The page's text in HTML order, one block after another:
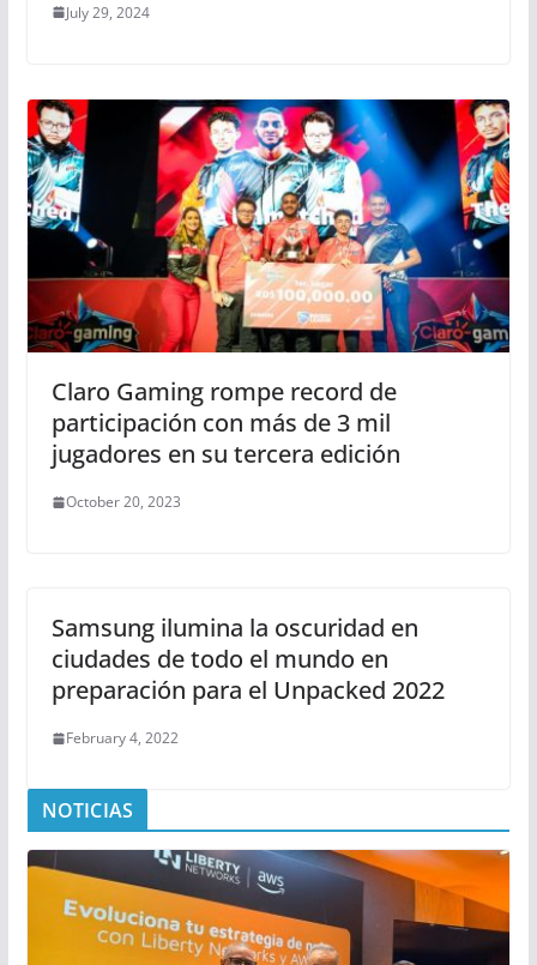
July 29, 2024
Claro Gaming rompe record de
participación con más de 3 mil
jugadores en su tercera edición
October 20, 2023
Samsung ilumina la oscuridad en
ciudades de todo el mundo en
preparación para el Unpacked 2022
February 4, 2022
NOTICIAS